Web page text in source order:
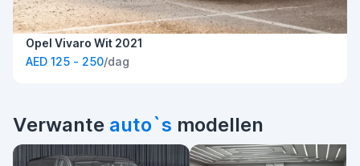
Opel Vivaro Wit 2021
AED 125 - 250/dag
Verwante auto`s modellen